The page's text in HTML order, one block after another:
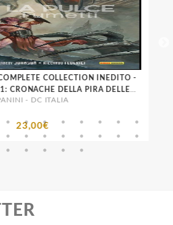
COLLECTION INEDITO -
ALTURE
- DC ITALIA
23,00€